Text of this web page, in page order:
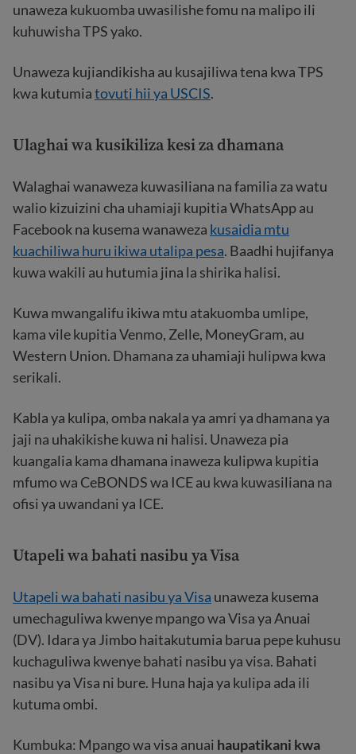
unaweza kukuomba uwasilishe fomu na malipo ili
kuhuwisha TPS yako.
Unaweza kujiandikisha au kusajiliwa tena kwa TPS
kwa kutumiatovuti hii ya USCIS.
Ulaghai wa kusikiliza kesi za dhamana
Walaghai wanaweza kuwasiliana na familia za watu
walio kizuizini cha uhamiaji kupitia WhatsApp au
Facebook na kusema wanaweza kusaidia mtu
kuachiliwa huru ikiwa utalipa pesa. Baadhi hujifanya
kuwa wakili au hutumia jina la shirika halisi.
Kuwa mwangalifu ikiwa mtu atakuomba umlipe,
kama vile kupitia Venmo, Zelle, MoneyGram, au
Western Union. Dhamana za uhamiaji hulipwa kwa
serikali.
Kabla ya kulipa, omba nakala ya amri ya dhamana ya
jaji na uhakikishe kuwa ni halisi. Unaweza pia
kuangalia kama dhamana inaweza kulipwa kupitia
mfumo wa CeBONDS wa ICE au kwa kuwasiliana na
ofisi ya uwandani ya ICE.
Utapeli wa bahati nasibu ya Visa
Utapeli wa bahati nasibu ya Visa unaweza kusema
umechaguliwa kwenye mpango wa Visa ya Anuai
(DV). Idara ya Jimbo haitakutumia barua pepe kuhusu
kuchaguliwa kwenye bahati nasibu ya visa. Bahati
nasibu ya Visa ni bure. Huna haja ya kulipa ada ili
kutuma ombi.
Kumbuka: Mpango wa visa anuai haupatikani kwa